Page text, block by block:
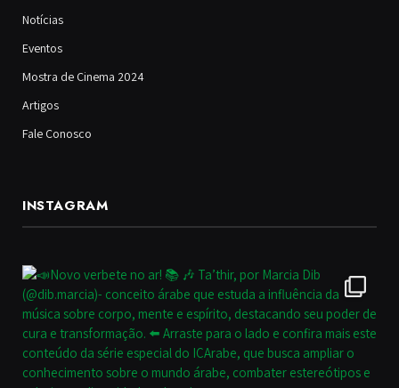
Notícias
Eventos
Mostra de Cinema 2024
Artigos
Fale Conosco
INSTAGRAM